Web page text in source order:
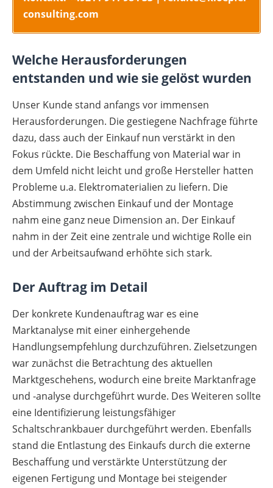
consulting.com
Welche Herausforderungen
entstanden und wie sie gelöst wurden
Unser Kunde stand anfangs vor immensen
Herausforderungen. Die gestiegene Nachfrage führte
dazu, dass auch der Einkauf nun verstärkt in den
Fokus rückte. Die Beschaffung von Material war in
dem Umfeld nicht leicht und große Hersteller hatten
Probleme u.a. Elektromaterialien zu liefern. Die
Abstimmung zwischen Einkauf und der Montage
nahm eine ganz neue Dimension an. Der Einkauf
nahm in der Zeit eine zentrale und wichtige Rolle ein
und der Arbeitsaufwand erhöhte sich stark.
Der Auftrag im Detail
Der konkrete Kundenauftrag war es eine
Marktanalyse mit einer einhergehende
Handlungsempfehlung durchzuführen. Zielsetzungen
war zunächst die Betrachtung des aktuellen
Marktgeschehens, wodurch eine breite Marktanfrage
und -analyse durchgeführt wurde. Des Weiteren sollte
eine Identifizierung leistungsfähiger
Schaltschrankbauer durchgeführt werden. Ebenfalls
stand die Entlastung des Einkaufs durch die externe
Beschaffung und verstärkte Unterstützung der
eigenen Fertigung und Montage bei steigender